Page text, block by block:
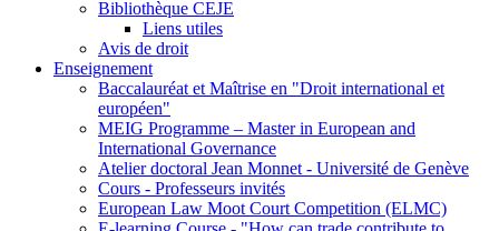
Bibliothèque CEJE
Liens utiles
Avis de droit
Enseignement
Baccalauréat et Maîtrise en "Droit international et
européen"
MEIG Programme – Master in European and
International Governance
Atelier doctoral Jean Monnet - Université de Genève
Cours - Professeurs invités
European Law Moot Court Competition (ELMC)